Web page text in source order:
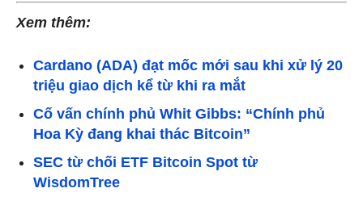
Xem thêm:
Cardano (ADA) đạt mốc mới sau khi xử lý 20
triệu giao dịch kể từ khi ra mắt
Cố vấn chính phủ Whit Gibbs: “Chính phủ
Hoa Kỳ đang khai thác Bitcoin”
SEC từ chối ETF Bitcoin Spot từ
WisdomTree